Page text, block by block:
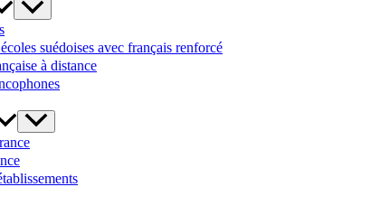
suédoises avec français renforcé
à distance